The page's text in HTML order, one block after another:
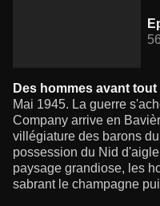
Des hommes avant tout
Mai 1945. La guerre
Company arrive en
villégiature des barons
possession du Nid
paysage grandiose, les
sabrant le champagne